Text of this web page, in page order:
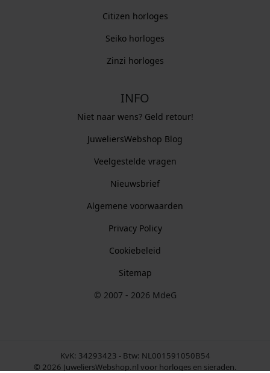
Citizen horloges
Seiko horloges
Zinzi horloges
INFO
Niet naar wens? Geld retour!
JuweliersWebshop Blog
Veelgestelde vragen
Nieuwsbrief
Algemene voorwaarden
Privacy Policy
Cookiebeleid
Sitemap
© 2007 - 2026 MdeG
KvK: 34293423 - Btw: NL001591050B54
© 2026 JuweliersWebshop.nl voor horloges en sieraden.